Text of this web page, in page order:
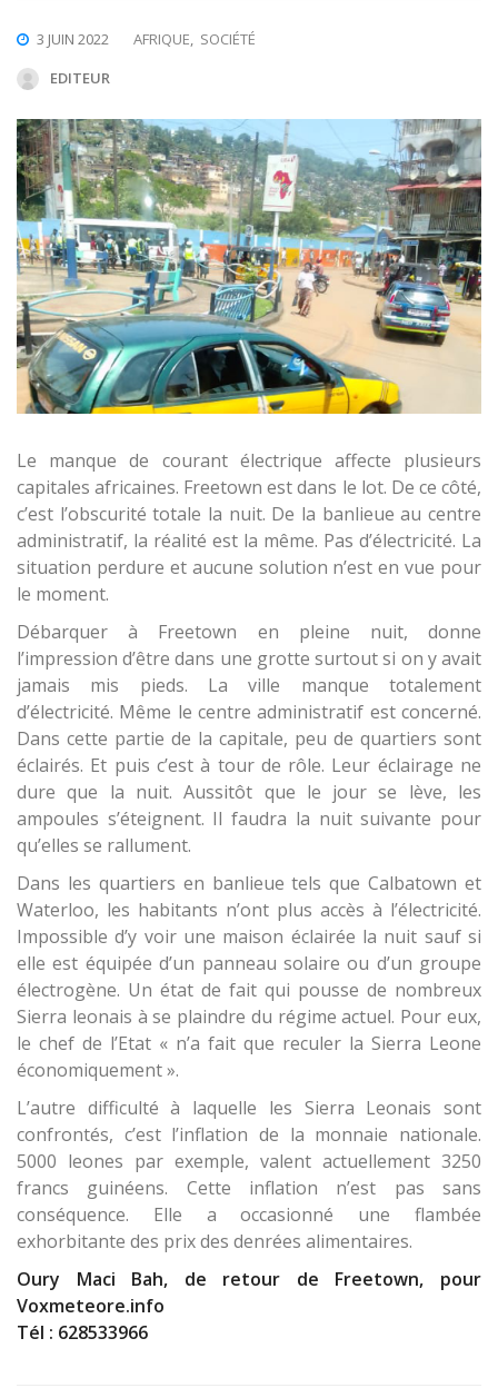
3 JUIN 2022 AFRIQUE, SOCIÉTÉ
EDITEUR
Le manque de courant électrique affecte plusieurs
capitales africaines. Freetown est dans le lot. De ce côté,
c’est l’obscurité totale la nuit. De la banlieue au centre
administratif, la réalité est la même. Pas d’électricité. La
situation perdure et aucune solution n’est en vue pour
le moment.
Débarquer à Freetown en pleine nuit, donne
l’impression d’être dans une grotte surtout si on y avait
jamais mis pieds. La ville manque totalement
d’électricité. Même le centre administratif est concerné.
Dans cette partie de la capitale, peu de quartiers sont
éclairés. Et puis c’est à tour de rôle. Leur éclairage ne
dure que la nuit. Aussitôt que le jour se lève, les
ampoules s’éteignent. Il faudra la nuit suivante pour
qu’elles se rallument.
Dans les quartiers en banlieue tels que Calbatown et
Waterloo, les habitants n’ont plus accès à l’électricité.
Impossible d’y voir une maison éclairée la nuit sauf si
elle est équipée d’un panneau solaire ou d’un groupe
électrogène. Un état de fait qui pousse de nombreux
Sierra leonais à se plaindre du régime actuel. Pour eux,
le chef de l’Etat « n’a fait que reculer la Sierra Leone
économiquement ».
L’autre difficulté à laquelle les Sierra Leonais sont
confrontés, c’est l’inflation de la monnaie nationale.
5000 leones par exemple, valent actuellement 3250
francs guinéens. Cette inflation n’est pas sans
conséquence. Elle a occasionné une flambée
exhorbitante des prix des denrées alimentaires.
Oury Maci Bah, de retour de Freetown, pour
Voxmeteore.info
Tél : 628533966